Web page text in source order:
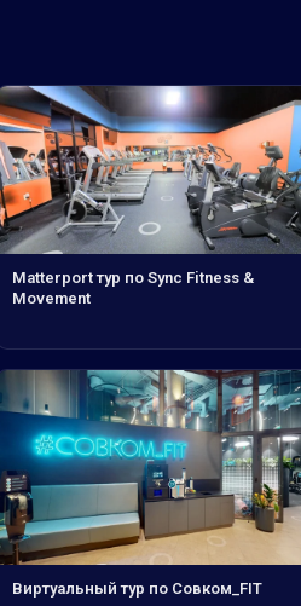
Matterport тур по Sync Fitness &
Movement
Виртуальный тур по Совком_FIT